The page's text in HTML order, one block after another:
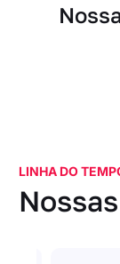
LINHA DO